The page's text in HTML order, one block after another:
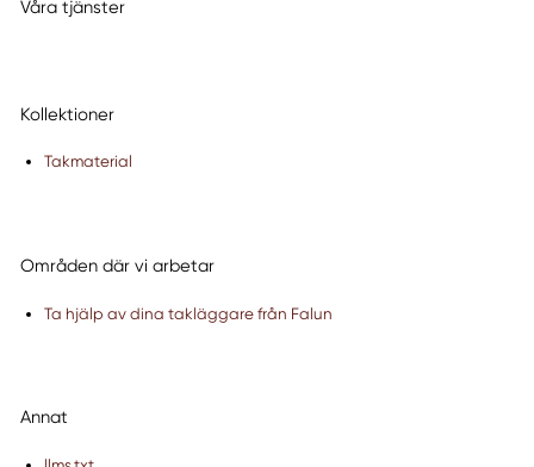
Våra tjänster
Kollektioner
Takmaterial
Områden där vi arbetar
Ta hjälp av dina takläggare från Falun
Annat